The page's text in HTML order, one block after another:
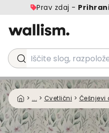
Prav zdaj -
Iščite slog, razpoloženje
> ... > Cvetlični > Češnjevi